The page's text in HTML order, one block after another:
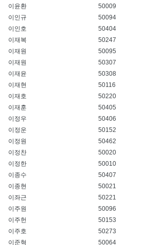
이윤환
50009
이인규
50094
이인호
50404
이재복
50247
이재원
50095
이재원
50307
이재윤
50308
이재현
50116
이재호
50220
이재훈
50405
이정우
50406
이정운
50152
이정원
50462
이정찬
50020
이정한
50010
이종수
50407
이종현
50021
이좌근
50221
이주원
50096
이주헌
50153
이주호
50273
이준혁
50064